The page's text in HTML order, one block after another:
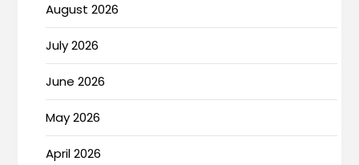
August 2026
July 2026
June 2026
May 2026
April 2026